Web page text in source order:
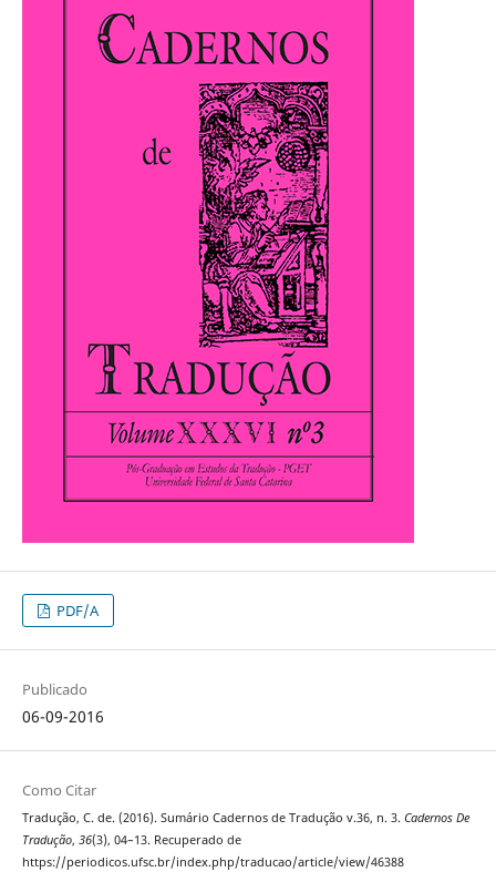
PDF/A
Publicado
06-09-2016
Como Citar
Tradução, C. de. (2016). Sumário Cadernos de Tradução v.36, n. 3. Cadernos De
Tradução, 36(3), 04–13. Recuperado de
https://periodicos.ufsc.br/index.php/traducao/article/view/46388